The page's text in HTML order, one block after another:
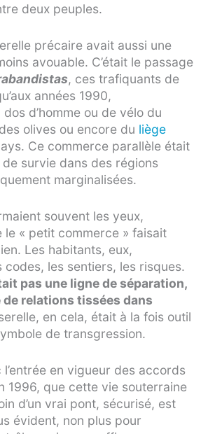
deux peuples.
précaire avait aussi une
avouable. C’était le passage
, ces trafiquants de
années 1990,
d’homme ou de vélo du
olives ou encore du liège
Ce commerce parallèle était
survie dans des régions
marginalisées.
souvent les yeux,
le « petit commerce » faisait
Les habitants, eux,
les sentiers, les risques.
pas une ligne de séparation,
de relations tissées dans
en cela, était à la fois outil
de transgression.
l’entrée en vigueur des accords
1996, que cette vie souterraine
d’un vrai pont, sécurisé, est
évident, non plus pour